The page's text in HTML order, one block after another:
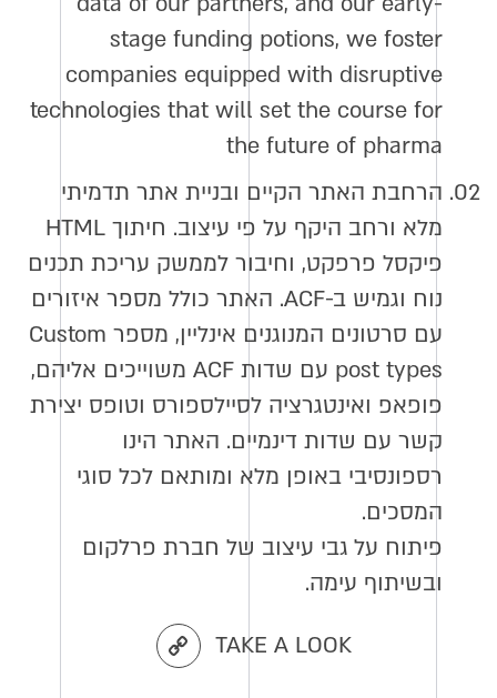
stage funding potions, we foster
companies equipped with disruptive
technologies that will set the course for
the future of pharma
02. הרחבת האתר הקיים ובניית אתר תדמיתי
מלא ורחב היקף על פי עיצוב. חיתוך HTML
פיקסל פרפקט, וחיבור לממשק עריכת תכנים
נוח וגמיש ב-ACF. האתר כולל מספר איזורים
עם סרטונים המנוגנים אינליין, מספר Custom
post types עם שדות ACF משוייכים אליהם,
פופאפ ואינטגרציה לסיילספורס וטופס יצירת
קשר עם שדות דינמיים. האתר הינו
רספונסיבי באופן מלא ומותאם לכל סוגי
המסכים.
פיתוח על גבי עיצוב של חברת פרלקום
ובשיתוף עימה.
TAKE A LOOK